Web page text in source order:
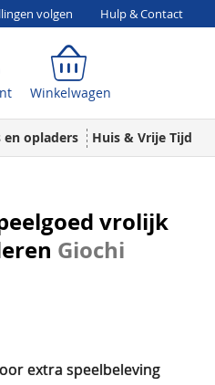
volgen Hulp & Contact
Winkelwagen
opladers Huis & Vrije Tijd
vrolijk
Giochi
extra speelbeleving
Winkelwagen